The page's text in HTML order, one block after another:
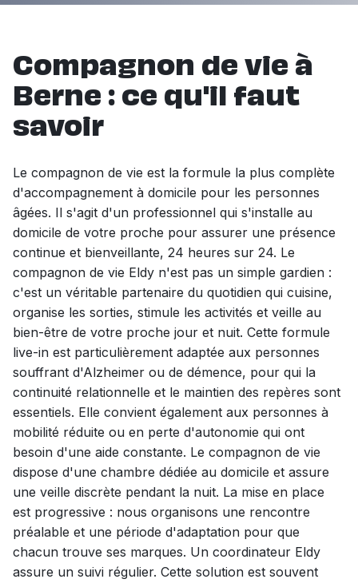
Compagnon de vie à
Berne : ce qu'il faut
savoir
Le compagnon de vie est la formule la plus complète
d'accompagnement à domicile pour les personnes
âgées. Il s'agit d'un professionnel qui s'installe au
domicile de votre proche pour assurer une présence
continue et bienveillante, 24 heures sur 24. Le
compagnon de vie Eldy n'est pas un simple gardien :
c'est un véritable partenaire du quotidien qui cuisine,
organise les sorties, stimule les activités et veille au
bien-être de votre proche jour et nuit. Cette formule
live-in est particulièrement adaptée aux personnes
souffrant d'Alzheimer ou de démence, pour qui la
continuité relationnelle et le maintien des repères sont
essentiels. Elle convient également aux personnes à
mobilité réduite ou en perte d'autonomie qui ont
besoin d'une aide constante. Le compagnon de vie
dispose d'une chambre dédiée au domicile et assure
une veille discrète pendant la nuit. La mise en place
est progressive : nous organisons une rencontre
préalable et une période d'adaptation pour que
chacun trouve ses marques. Un coordinateur Eldy
assure un suivi régulier. Cette solution est souvent